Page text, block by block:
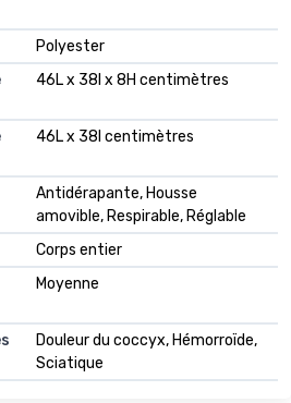
Polyester
46L x 38l x 8H centimètres
46L x 38l centimètres
Antidérapante, Housse
amovible, Respirable, Réglable
Corps entier
Moyenne
Douleur du coccyx, Hémorroïde,
Sciatique